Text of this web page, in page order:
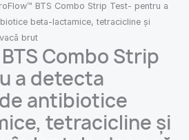
BTS Combo Strip Test- pentru a
beta-lactamice, tetracicline și
brut
Combo Strip
a detecta
antibiotice
tetracicline și